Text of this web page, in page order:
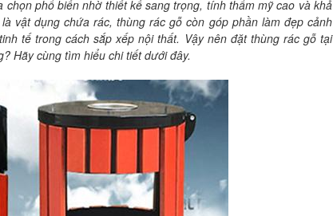
phổ biến nhờ thiết kế sang trọng, tính thẩm mỹ cao và khả
vật dụng chứa rác, thùng rác gỗ còn góp phần làm đẹp cảnh
tế trong cách sắp xếp nội thất. Vậy nên đặt thùng rác gỗ tại
Hãy cùng tìm hiểu chi tiết dưới đây.